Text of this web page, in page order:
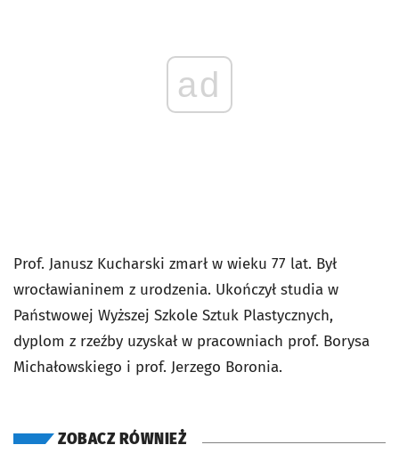
ad
Prof. Janusz Kucharski zmarł w wieku 77 lat. Był
wrocławianinem z urodzenia. Ukończył studia w
Państwowej Wyższej Szkole Sztuk Plastycznych,
dyplom z rzeźby uzyskał w pracowniach prof. Borysa
Michałowskiego i prof. Jerzego Boronia.
ZOBACZ RÓWNIEŻ